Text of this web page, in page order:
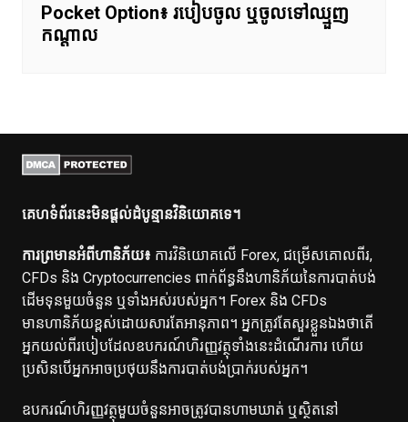
Pocket Option៖ របៀបចូល ឬចូលទៅឈ្មួញ
កណ្តាល
គេហទំព័រនេះមិនផ្តល់ដំបូន្មានវិនិយោគទេ។
ការព្រមានអំពីហានិភ័យ៖ ការវិនិយោគលើ Forex, ជម្រើសគោលពីរ,
CFDs និង Cryptocurrencies ពាក់ព័ន្ធនឹងហានិភ័យនៃការបាត់បង់
ដើមទុនមួយចំនួន ឬទាំងអស់របស់អ្នក។ Forex និង CFDs
មានហានិភ័យខ្ពស់ដោយសារតែអានុភាព។ អ្នកត្រូវតែសួរខ្លួនឯងថាតើ
អ្នកយល់ពីរបៀបដែលឧបករណ៍ហិរញ្ញវត្ថុទាំងនេះដំណើរការ ហើយ
ប្រសិនបើអ្នកអាចប្រថុយនឹងការបាត់បង់ប្រាក់របស់អ្នក។
ឧបករណ៍ហិរញ្ញវត្ថុមួយចំនួនអាចត្រូវបានហាមឃាត់ ឬស្ថិតនៅ